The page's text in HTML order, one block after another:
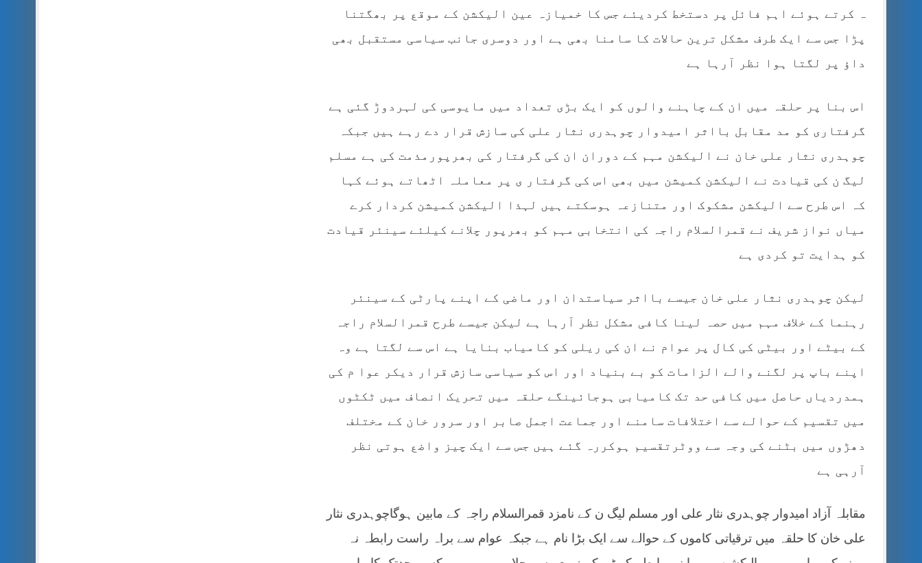
ہ کرتے ہوئے اہم فائل پر دستخط کردیئے جس کا خمیازہ عین الیکشن کے موقع پر بھگتنا
پڑا جس سے ایک طرف مشکل ترین حالات کا سامنا بھی ہے اور دوسری جانب سیاسی مستقبل بھی
داؤ پر لگتا ہوا نظر آرہا ہے
اس بنا پر حلقہ میں ان کے چاہنے والوں کو ایک بڑی تعداد میں مایوسی کی لہردوڑ گئی ہے
گرفتاری کو مد مقابل بااثر امیدوار چوہدری نثار علی کی سازش قرار دے رہے ہیں جبکہ
چوہدری نثار علی خان نے الیکشن مہم کے دوران ان کی گرفتار کی بھرپورمذمت کی ہے مسلم
لیگ ن کی قیادت نے الیکشن کمیشن میں بھی اس کی گرفتار ی پر معاملہ اٹھاتے ہوئے کہا
کہ اس طرح سے الیکشن مشکوک اور متنازعہ ہوسکتے ہیں لہذا الیکشن کمیشن کردار کرے
میاں نواز شریف نے قمرالسلام راجہ کی انتخابی مہم کو بھرپور چلانے کیلئے سینئر قیادت
کو ہدایت تو کردی ہے
لیکن چوہدری نثار علی خان جیسے بااثر سیاستدان اور ماضی کے اپنے پارٹی کے سینئر
رہنما کے خلاف مہم میں حصہ لینا کافی مشکل نظر آرہا ہے لیکن جیسے طرح قمرالسلام راجہ
کے بیٹے اور بیٹی کی کال پر عوام نے ان کی ریلی کو کامیاب بنایا ہے اس سے لگتا ہے وہ
اپنے باپ پر لگنے والے الزامات کو بے بنیاد اور اس کو سیاسی سازش قرار دیکر عوا م کی
ہمدردیاں حاصل میں کافی حد تک کامیابی ہوجائینگے حلقہ میں تحریک انصاف میں ٹکٹوں
میں تقسیم کے حوالے سے اختلافات سامنے اور جماعت اجمل صابر اور سرور خان کے مختلف
دھڑوں میں بٹنے کی وجہ سے ووٹرتقسیم ہوکررہ گئے ہیں جس سے ایک چیز واضع ہوتی نظر
آرہی ہے
مقابلہ آزاد امیدوار چوہدری نثار علی اور مسلم لیگ ن کے نامزد قمرالسلام راجہ کے مابین ہوگاچوہدری نثار
علی خان کا حلقہ میں ترقیاتی کاموں کے حوالے سے ایک بڑا نام ہے جبکہ عوام سے براہ راست رابطہ نہ